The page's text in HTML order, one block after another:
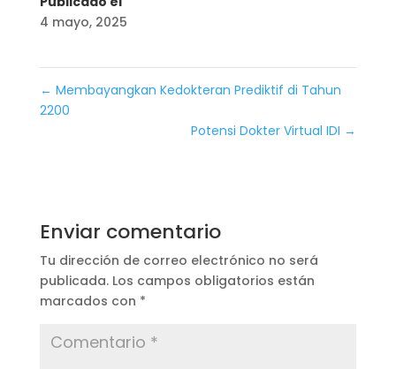
4 mayo, 2025
← Membayangkan Kedokteran Prediktif di Tahun
2200
Potensi Dokter Virtual IDI →
Enviar comentario
Tu dirección de correo electrónico no será
publicada. Los campos obligatorios están
marcados con *